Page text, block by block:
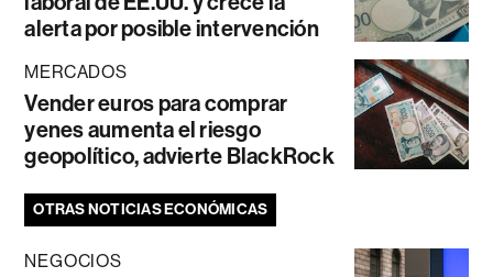
alerta por posible intervención
MERCADOS
Vender euros para comprar
yenes aumenta el riesgo
geopolítico, advierte BlackRock
OTRAS NOTICIAS ECONÓMICAS
NEGOCIOS